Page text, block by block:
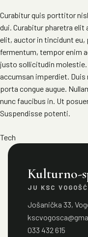
Curabitur quis porttitor
dui. Curabitur pharetra elit
elit, auctor in tincidunt eu,
fermentum, tempor enim
justo sollicitudin
accumsan imperdiet.
porta congue augue.
nunc faucibus in. Ut
Suspendisse potenti.
Tech
Kulturno-
JU KSC
Jošanička 33,
033 432 615